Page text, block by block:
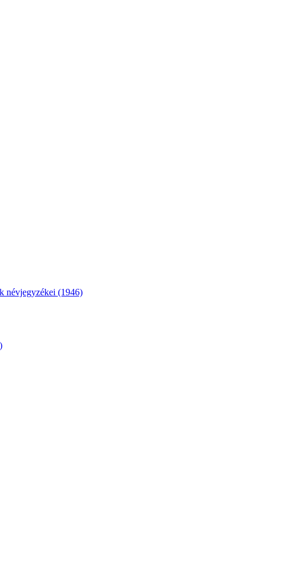
névjegyzékei (1946)